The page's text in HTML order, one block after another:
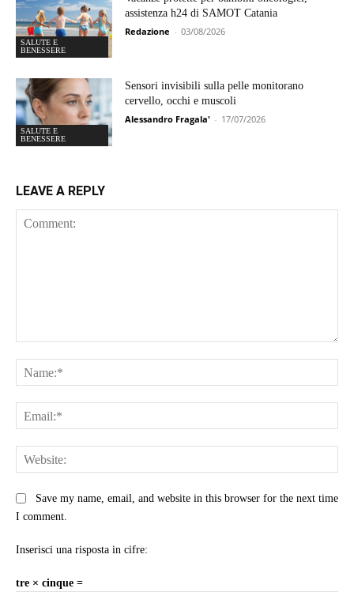
SALUTE E
BENESSERE
assistenza h24 di SAMOT Catania
Redazione - 03/08/2026
SALUTE E
BENESSERE
Sensori invisibili sulla pelle monitorano
cervello, occhi e muscoli
Alessandro Fragala' - 17/07/2026
LEAVE A REPLY
Save my name, email, and website in this browser for the next time
I comment.
Inserisci una risposta in cifre:
tre × cinque =